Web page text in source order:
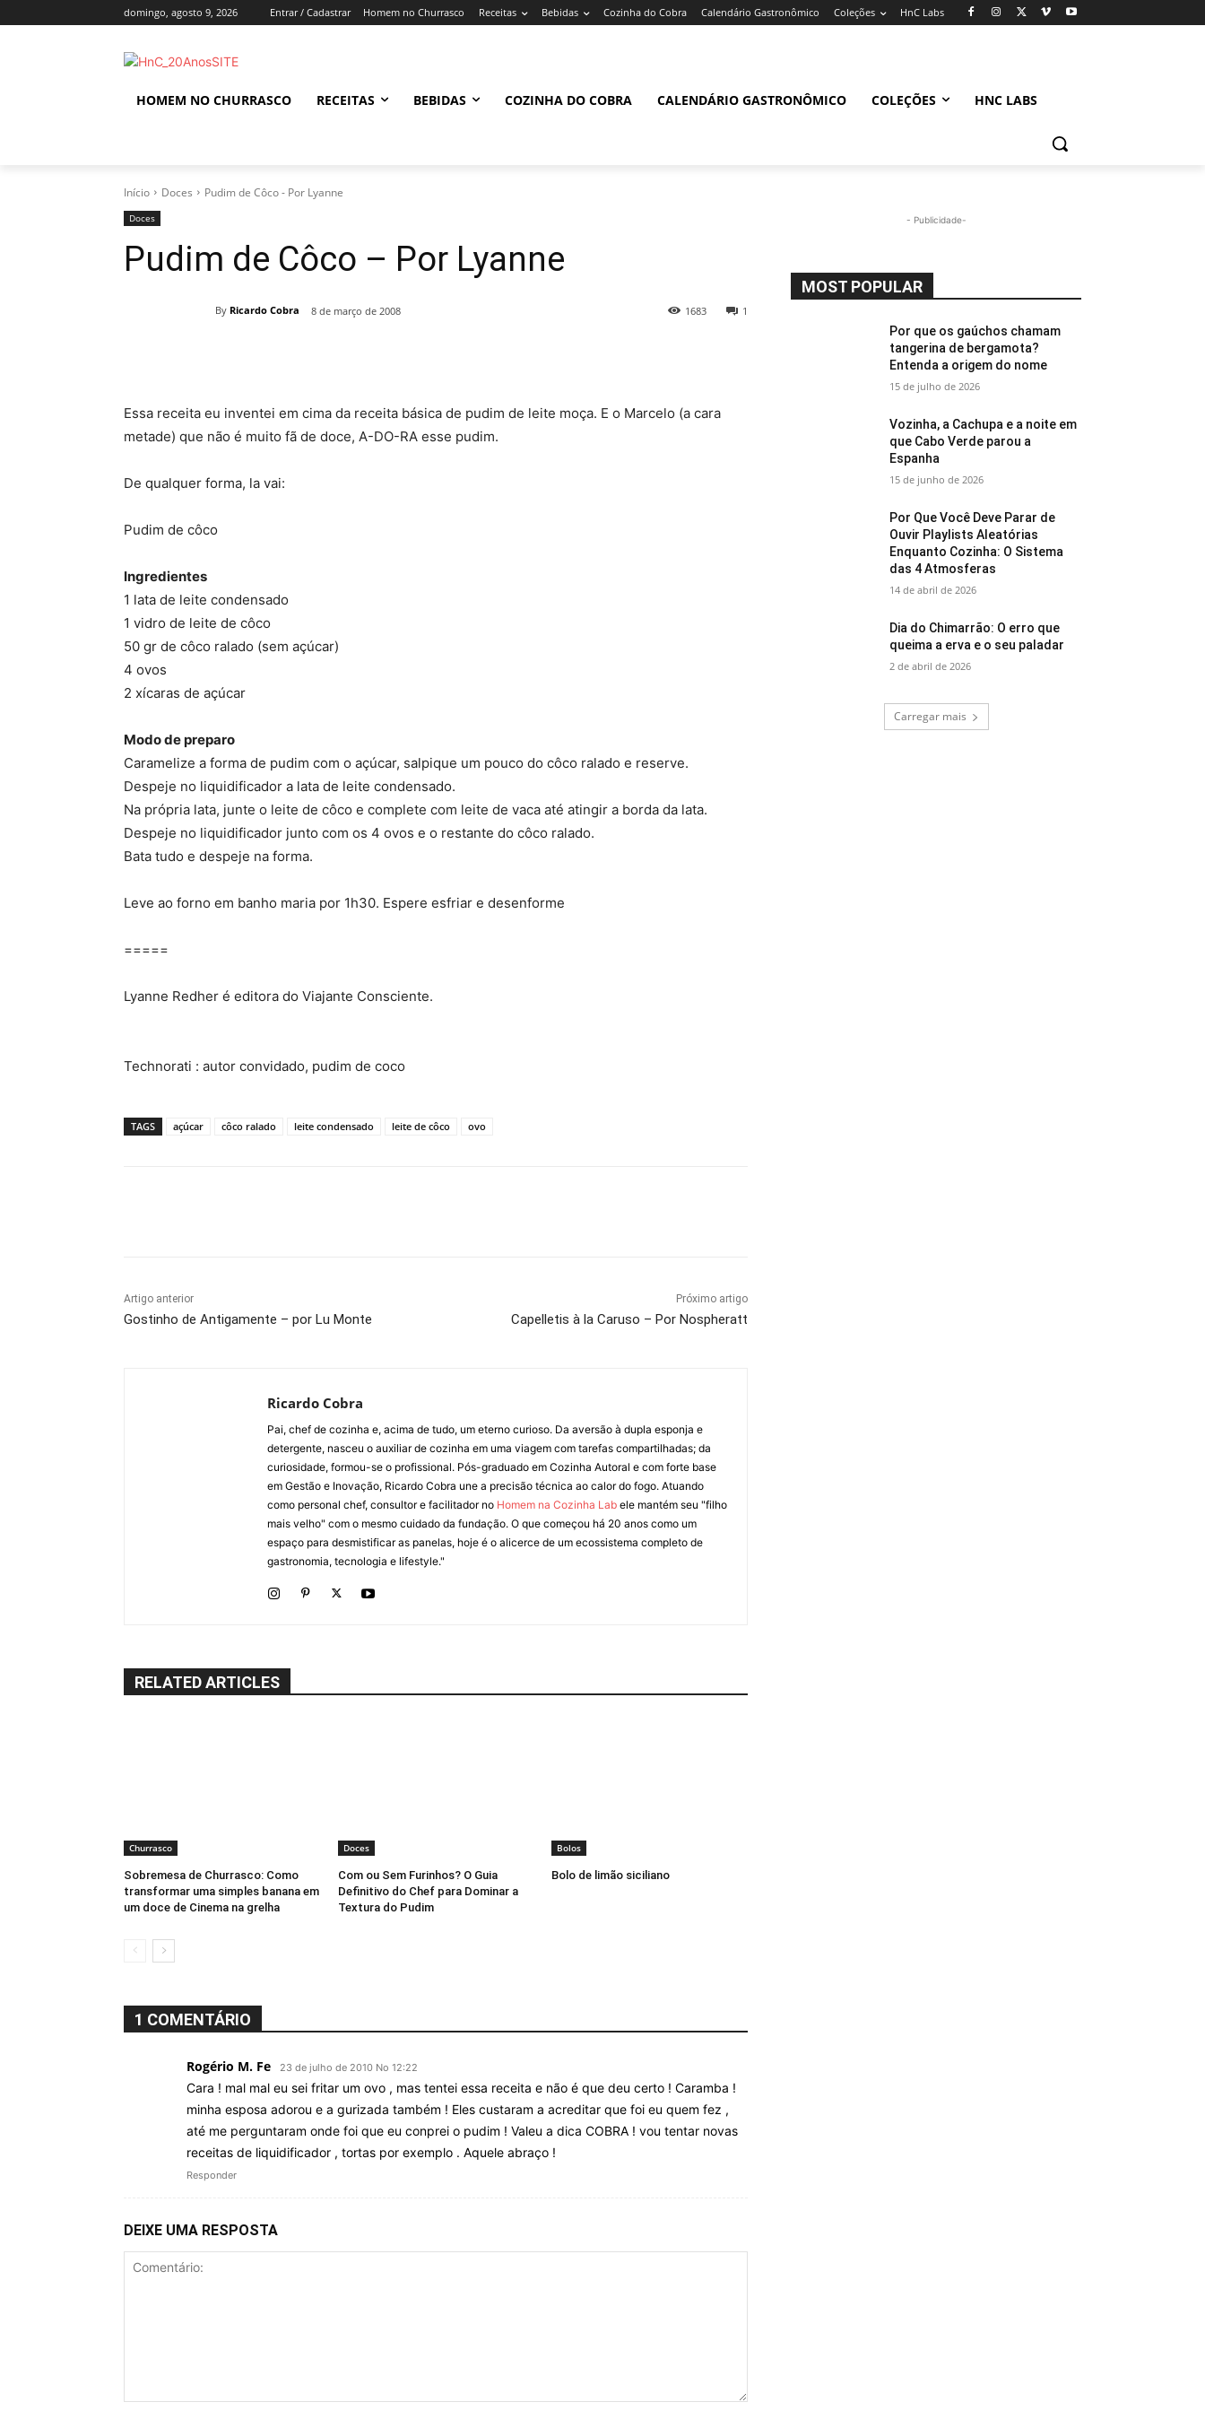
domingo, agosto 9, 2026 Entrar / Cadastrar Homem no Churrasco Receitas Bebidas Cozinha do Cobra Calendário Gastronômico Coleções HnC Labs
HOMEM NO CHURRASCO RECEITAS BEBIDAS COZINHA DO COBRA CALENDÁRIO GASTRONÔMICO COLEÇÕES HNC LABS
Início Doces Pudim de Côco - Por Lyanne
Doces
Pudim de Côco – Por Lyanne
By Ricardo Cobra 8 de março de 2008 1
1683
Essa receita eu inventei em cima da receita básica de pudim de leite moça. E o Marcelo (a cara
metade) que não é muito fã de doce, A-DO-RA esse pudim.
De qualquer forma, la vai:
Pudim de côco
Ingredientes
1 lata de leite condensado
1 vidro de leite de côco
50 gr de côco ralado (sem açúcar)
4 ovos
2 xícaras de açúcar
Modo de preparo
Caramelize a forma de pudim com o açúcar, salpique um pouco do côco ralado e reserve.
Despeje no liquidificador a lata de leite condensado.
Na própria lata, junte o leite de côco e complete com leite de vaca até atingir a borda da lata.
Despeje no liquidificador junto com os 4 ovos e o restante do côco ralado.
Bata tudo e despeje na forma.
Leve ao forno em banho maria por 1h30. Espere esfriar e desenforme
=====
Lyanne Redher é editora do Viajante Consciente.
Technorati : autor convidado, pudim de coco
TAGS açúcar côco ralado leite condensado leite de côco ovo
Artigo anterior
Gostinho de Antigamente – por Lu Monte
Próximo artigo
Capelletis à la Caruso – Por Nospheratt
Ricardo Cobra
Pai, chef de cozinha e, acima de tudo, um eterno curioso. Da aversão à dupla esponja e
detergente, nasceu o auxiliar de cozinha em uma viagem com tarefas compartilhadas; da
curiosidade, formou-se o profissional. Pós-graduado em Cozinha Autoral e com forte base
em Gestão e Inovação, Ricardo Cobra une a precisão técnica ao calor do fogo. Atuando
como personal chef, consultor e facilitador no Homem na Cozinha Lab ele mantém seu "filho
mais velho" com o mesmo cuidado da fundação. O que começou há 20 anos como um
espaço para desmistificar as panelas, hoje é o alicerce de um ecossistema completo de
gastronomia, tecnologia e lifestyle."
RELATED ARTICLES
Churrasco
Sobremesa de Churrasco: Como
transformar uma simples banana em
um doce de Cinema na grelha
Doces
Com ou Sem Furinhos? O Guia
Definitivo do Chef para Dominar a
Textura do Pudim
Bolos
Bolo de limão siciliano
1 COMENTÁRIO
Rogério M. Fe 23 de julho de 2010 No 12:22
Cara ! mal mal eu sei fritar um ovo , mas tentei essa receita e não é que deu certo ! Caramba !
minha esposa adorou e a gurizada também ! Eles custaram a acreditar que foi eu quem fez ,
até me perguntaram onde foi que eu conprei o pudim ! Valeu a dica COBRA ! vou tentar novas
receitas de liquidificador , tortas por exemplo . Aquele abraço !
Responder
DEIXE UMA RESPOSTA
- Publicidade-
MOST POPULAR
Por que os gaúchos chamam
tangerina de bergamota?
Entenda a origem do nome
15 de julho de 2026
Vozinha, a Cachupa e a noite em
que Cabo Verde parou a
Espanha
15 de junho de 2026
Por Que Você Deve Parar de
Ouvir Playlists Aleatórias
Enquanto Cozinha: O Sistema
das 4 Atmosferas
14 de abril de 2026
Dia do Chimarrão: O erro que
queima a erva e o seu paladar
2 de abril de 2026
Carregar mais